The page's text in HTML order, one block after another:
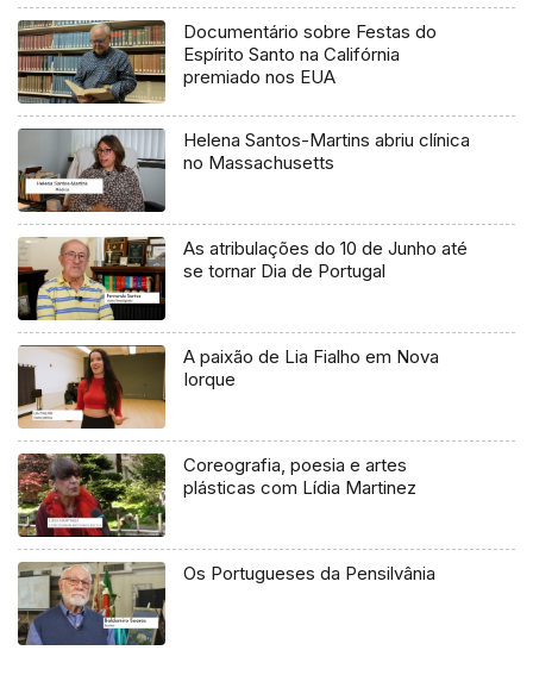
Documentário sobre Festas do
Espírito Santo na Califórnia
premiado nos EUA
Helena Santos-Martins abriu clínica
no Massachusetts
As atribulações do 10 de Junho até
se tornar Dia de Portugal
A paixão de Lia Fialho em Nova
Iorque
Coreografia, poesia e artes
plásticas com Lídia Martinez
Os Portugueses da Pensilvânia